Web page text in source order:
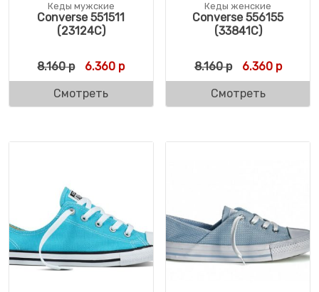
Кеды мужские
Converse 551511
(23124C)
8.160р Первоначальная цена составляла 8.160 р.
6.360 рТекущая цена: 6.360 р.
Смотреть
Кеды женские
Converse 556155
(33841C)
8.160р 6.360р
Смотреть